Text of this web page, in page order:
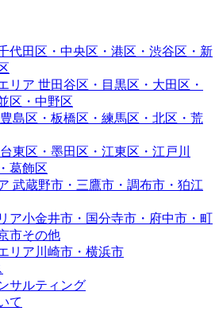
代田区・中央区・港区・渋谷区・新
リア 世田谷区・目黒区・大田区・
区・中野区
豊島区・板橋区・練馬区・北区・荒
台東区・墨田区・江東区・江戸川
葛飾区
武蔵野市・三鷹市・調布市・狛江
ア小金井市・国分寺市・府中市・町
市その他
リア 川崎市・横浜市
サルティング
て